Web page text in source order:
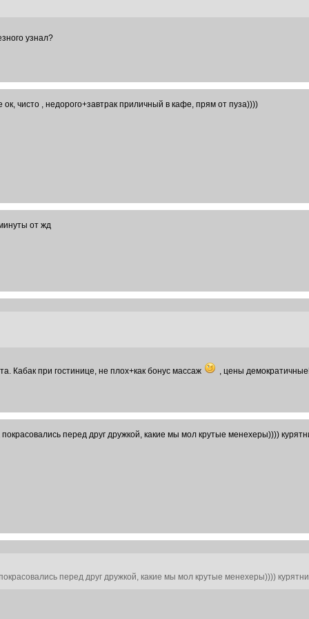
узнал?
чисто , недорого+завтрак приличный в кафе, прям от пуза))))
от жд
Кабак при гостинице, не плох+как бонус массаж , цены
перед друг дружкой, какие мы мол крутые менехеры))))
перед друг дружкой, какие мы мол крутые менехеры))))